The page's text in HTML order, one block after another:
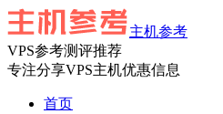
主机参考
VPS参考测评推荐
专注分享VPS主机优惠信息
首页